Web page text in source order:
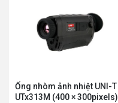
Ống nhòm ảnh nhiệt UNI-T
UTx313M (400 × 300pixels)